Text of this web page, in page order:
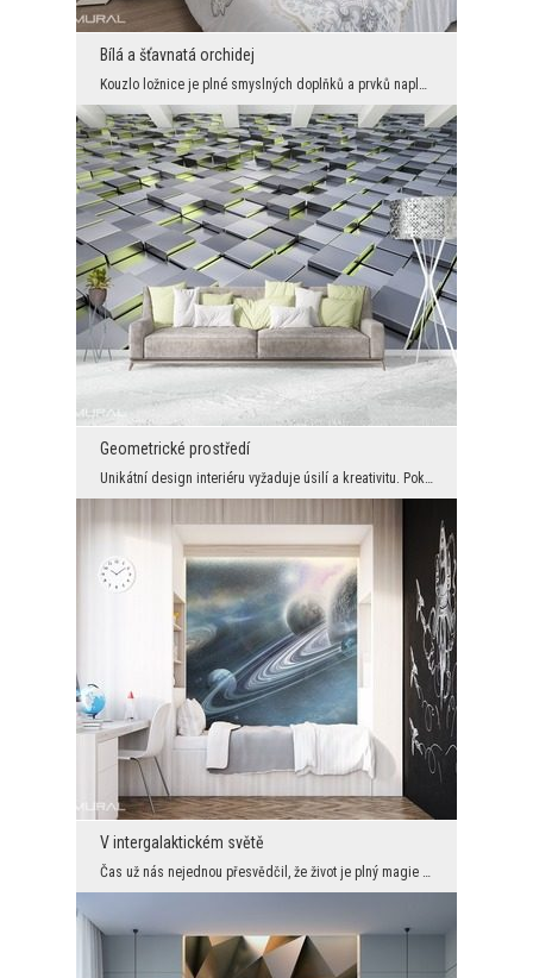
Bílá a šťavnatá orchidej
Kouzlo ložnice je plné smyslných doplňků a prvků naplněných kouzlem. Vynikající a originální foto...
Geometrické prostředí
Unikátní design interiéru vyžaduje úsilí a kreativitu. Pokud chcete, aby se Vaše každodenní prost...
V intergalaktickém světě
Čas už nás nejednou přesvědčil, že život je plný magie a kouzla. Chcete-li se své čtyři stěny pro...